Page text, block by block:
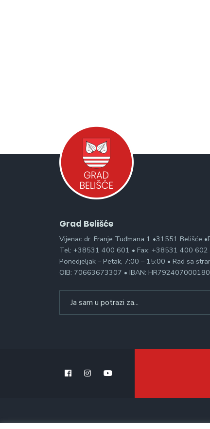
Grad Belišće
Vijenac dr. Franje Tuđmana 1 •31551 Belišće
Tel: +38531 400 601 • Fax: +38531 400 602
Ponedjeljak – Petak, 7:00 – 15:00 • Rad sa
OIB: 70663673307 • IBAN: